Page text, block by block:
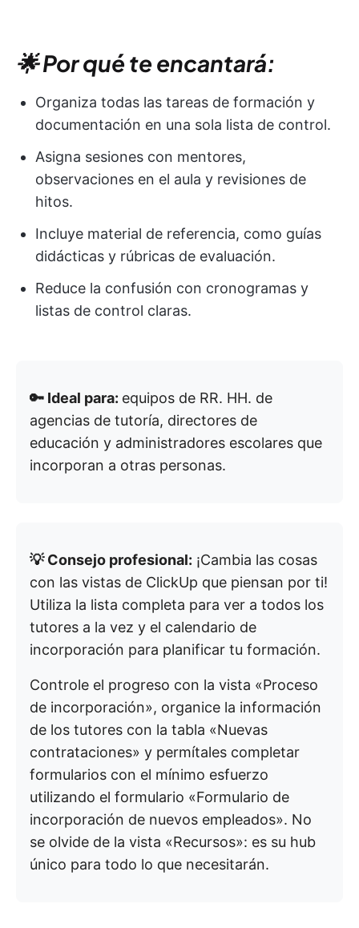
🌟 Por qué te encantará:
Organiza todas las tareas de formación y
documentación en una sola lista de control.
Asigna sesiones con mentores,
observaciones en el aula y revisiones de
hitos.
Incluye material de referencia, como guías
didácticas y rúbricas de evaluación.
Reduce la confusión con cronogramas y
listas de control claras.
🔑 Ideal para: equipos de RR. HH. de
agencias de tutoría, directores de
educación y administradores escolares que
incorporan a otras personas.
💡 Consejo profesional: ¡Cambia las cosas
con las vistas de ClickUp que piensan por ti!
Utiliza la lista completa para ver a todos los
tutores a la vez y el calendario de
incorporación para planificar tu formación.
Controle el progreso con la vista «Proceso
de incorporación», organice la información
de los tutores con la tabla «Nuevas
contrataciones» y permítales completar
formularios con el mínimo esfuerzo
utilizando el formulario «Formulario de
incorporación de nuevos empleados». No
se olvide de la vista «Recursos»: es su hub
único para todo lo que necesitarán.